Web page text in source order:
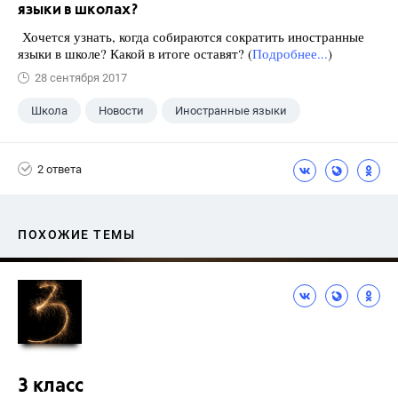
языки в школах?
Хочется узнать, когда собираются сократить иностранные
языки в школе? Какой в итоге оставят? (Подробнее...)
28 сентября 2017
Школа Новости Иностранные языки
2 ответа
ПОХОЖИЕ ТЕМЫ
3 класс